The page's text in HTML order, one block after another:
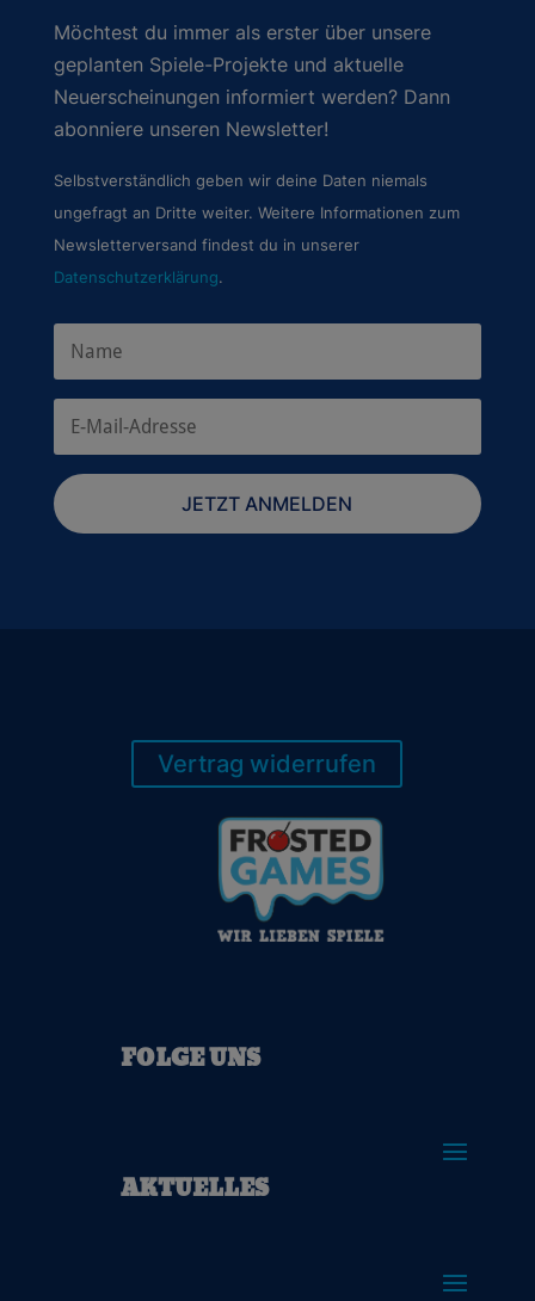
Möchtest du immer als erster über unsere
geplanten Spiele-Projekte und aktuelle
Neuerscheinungen informiert werden? Dann
abonniere unseren Newsletter!
Selbstverständlich geben wir deine Daten niemals
ungefragt an Dritte weiter. Weitere Informationen zum
Newsletterversand findest du in unserer
Datenschutzerklärung.
JETZT ANMELDEN
Vertrag widerrufen
AKTUELLES
FOLGE UNS